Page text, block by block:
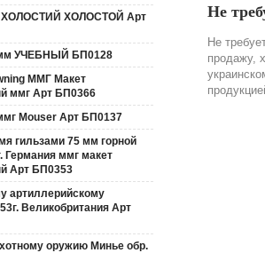
ХОЛОСТИЙ ХОЛОСТОЙ Арт
мм УЧЕБНЫЙ БП0128
ММГ Макет
ммг Арт БП0366
Mouser Арт БП0137
гильзами 75 мм горной
Германия ммг макет
Арт БП0353
артиллерийскому
Великобритания Арт
оружию Минье обр.
Не
Не
продажу,